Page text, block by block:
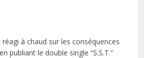
à chaud sur les conséquences
publiant le double single “S.S.T.”